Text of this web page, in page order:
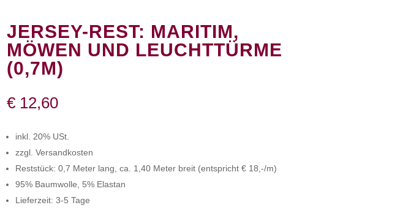
JERSEY-REST: MARITIM,
MÖWEN UND LEUCHTTÜRME
(0,7M)
€12,60
inkl. 20% USt.
zzgl. Versandkosten
Reststück: 0,7 Meter lang, ca. 1,40 Meter breit (entspricht € 18,-/m)
95% Baumwolle, 5% Elastan
Lieferzeit: 3-5 Tage